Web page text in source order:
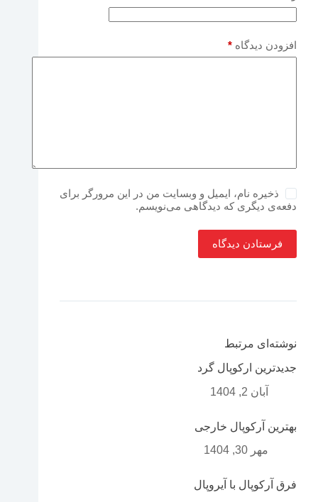
افزودن دیدگاه *
ذخیره نام، ایمیل و وبسایت من در این مرورگر برای
دفعه‌ی دیگری که دیدگاهی می‌نویسم.
فرستادن دیدگاه
نوشته‌ای مرتبط
جدیدترین ارکوپال گرد
آبان 2, 1404
بهترین آرکوپال خارجی
مهر 30, 1404
فرق آرکوپال با آیروپال